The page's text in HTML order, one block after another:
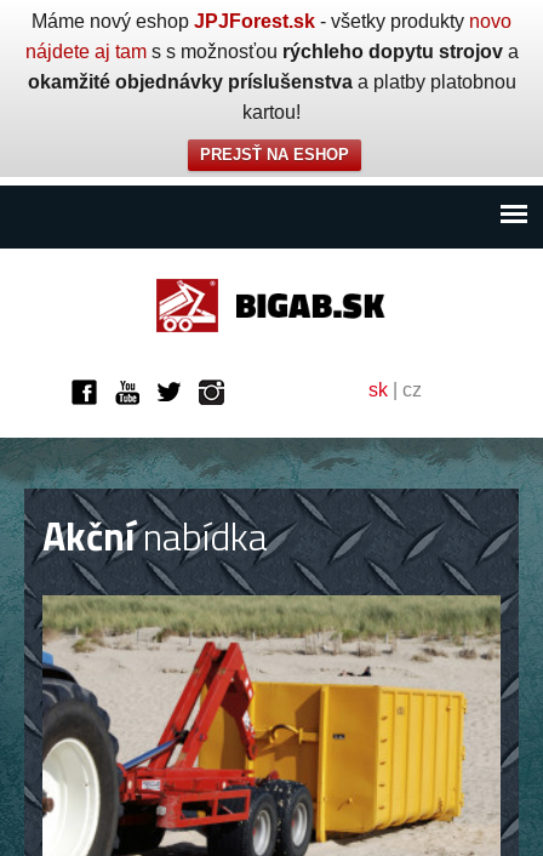
Máme nový eshop JPJForest.sk - všetky produkty novo
nájdete aj tams s možnosťou rýchleho dopytu strojova
okamžité objednávky príslušenstvaa platby platobnou
kartou!
PREJSŤ NA ESHOP
sk cz
Akčnínabídka